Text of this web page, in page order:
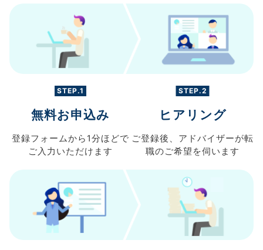
STEP.1
無料お申込み
登録フォームから 1分ほどで
ご入力 いただけます
STEP.2
ヒアリング
ご登録後、 アドバイザーが転
職のご希望を伺います